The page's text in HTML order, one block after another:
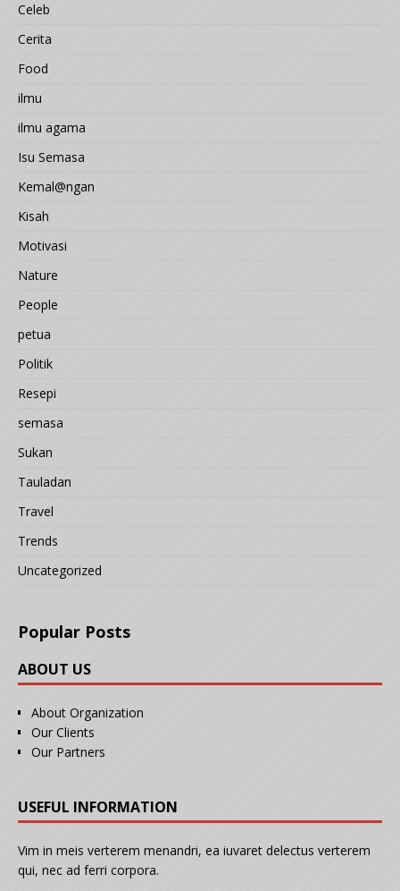
Celeb
Cerita
Food
ilmu
ilmu agama
Isu Semasa
Kemal@ngan
Kisah
Motivasi
Nature
People
petua
Politik
Resepi
semasa
Sukan
Tauladan
Travel
Trends
Uncategorized
Popular Posts
ABOUT US
About Organization
Our Clients
Our Partners
USEFUL INFORMATION
Vim in meis verterem menandri, ea iuvaret delectus verterem
qui, nec ad ferri corpora.